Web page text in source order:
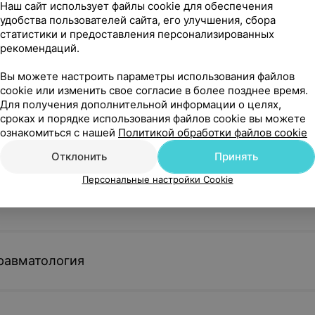
Записаться Записаться
и
углов с
МРТ головного мозга и
эпипротокол без
контрастного усиления
до 130 кг
297,98 руб.
Записаться
МРТ
шейного
пациентов с
до 130 кг
323,40 руб.
пространства без
контрастным усилением
Наш сайт использует файлы cookie для обеспечения
удобства пользователей сайта, его улучшения, сбора
статистики и предоставления персонализированных
рекомендаций.
Вы можете настроить параметры использования файлов
cookie или изменить свое согласие в более позднее время.
Для получения дополнительной информации о целях,
сроках и порядке использования файлов cookie вы можете
ознакомиться с нашей Политикой обработки файлов cookie
Отклонить
Принять
Персональные настройки Cookie